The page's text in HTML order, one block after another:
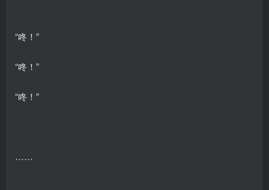
“咚！”
“咚！”
“咚！”
……